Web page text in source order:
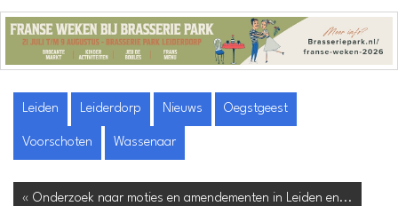
Leiden Leiderdorp Nieuws Oegstgeest
Voorschoten Wassenaar
« Onderzoek naar moties en amendementen in Leiden en...